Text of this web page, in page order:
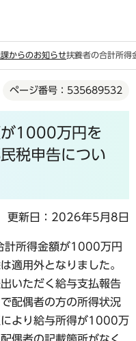
からのお知らせ扶養者の合計所得
ページ番号：535689532
が1000万円を
税申告につい
更新日：2026年5月8日
計所得金額が1000万円
適用外となりました。
いただく給与支払報告
配偶者の方の所得状況
より給与所得が1000万
偶者の記載箇所がなく